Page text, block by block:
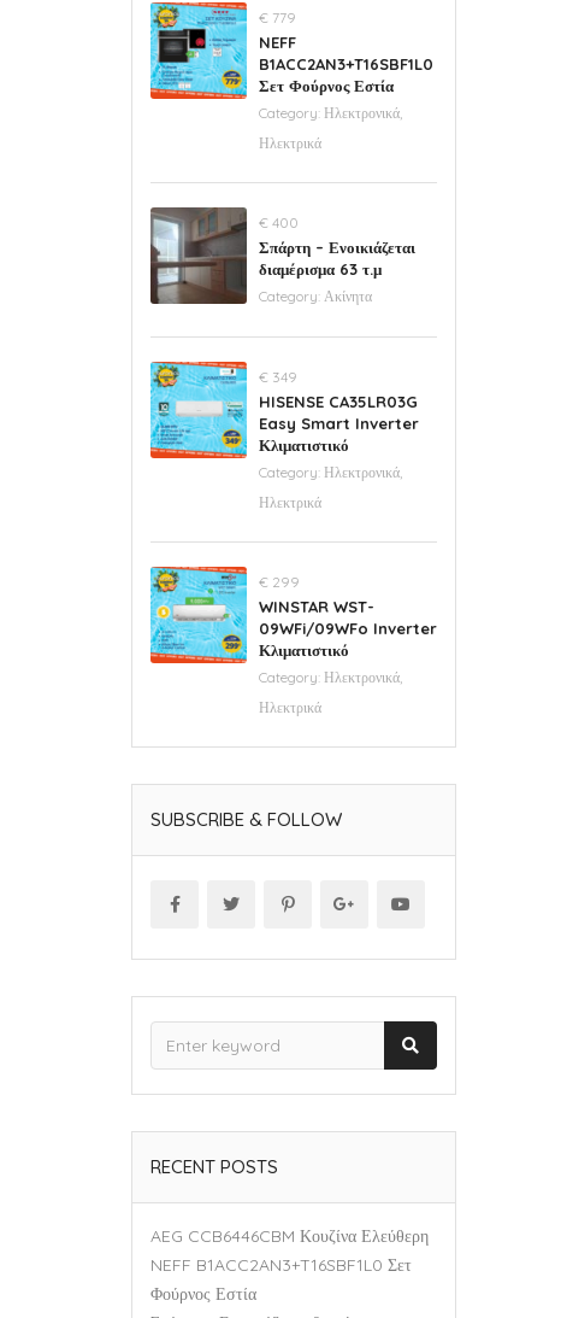
€ 779
NEFF
B1ACC2AN3+T16SBF1L0
Σετ Φούρνος Εστία
Category: Ηλεκτρονικά,
Ηλεκτρικά
€ 400
Σπάρτη – Ενοικιάζεται
διαμέρισμα 63 τ.μ
Category: Ακίνητα
€ 349
HISENSE CA35LR03G
Easy Smart Inverter
Κλιματιστικό
Category: Ηλεκτρονικά,
Ηλεκτρικά
€ 299
WINSTAR WST-
09WFi/09WFo Inverter
Κλιματιστικό
Category: Ηλεκτρονικά,
Ηλεκτρικά
SUBSCRIBE & FOLLOW
RECENT POSTS
AEG CCB6446CBM Κουζίνα Ελεύθερη
NEFF B1ACC2AN3+T16SBF1L0 Σετ
Φούρνος Εστία